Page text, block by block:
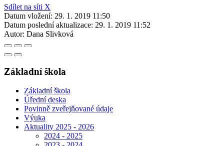
Sdílet na síti X
Datum vložení: 29. 1. 2019 11:50
Datum poslední aktualizace: 29. 1. 2019 11:52
Autor: Dana Slivková
Základní škola
Základní škola
Úřední deska
Povinně zveřejňované údaje
Výuka
Aktuality 2025 - 2026
2024 - 2025